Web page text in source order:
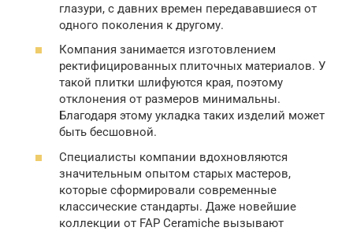
глазури, с давних времен передававшиеся от
одного поколения к другому.
Компания занимается изготовлением
ректифицированных плиточных материалов. У
такой плитки шлифуются края, поэтому
отклонения от размеров минимальны.
Благодаря этому укладка таких изделий может
быть бесшовной.
Специалисты компании вдохновляются
значительным опытом старых мастеров,
которые сформировали современные
классические стандарты. Даже новейшие
коллекции от FAP Ceramiche вызывают